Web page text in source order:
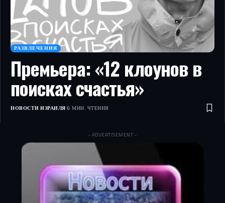
РАЗВЛЕЧЕНИЯ
Премьера: «12 клоунов в
поисках счастья»
НОВОСТИ ИЗРАИЛЯ 6 МИН. ЧТЕНИЯ
- ADVERTISEMENT -